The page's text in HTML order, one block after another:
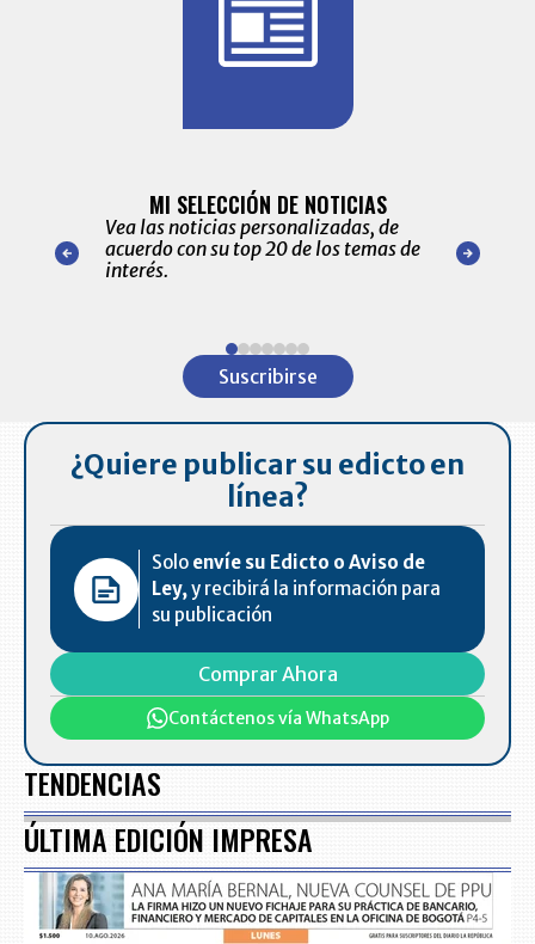
nuestro
para
MI SELECCIÓN DE NOTICIAS
Vea las noticias personalizadas, de
acuerdo con su top 20 de los temas de
interés.
de las
Suscribirse
¿Quiere publicar su edicto en
línea?
Solo envíe su Edicto o Aviso de
Ley,y recibirá la información para
su publicación
Comprar Ahora
Contáctenos vía WhatsApp
TENDENCIAS
ÚLTIMA EDICIÓN IMPRESA